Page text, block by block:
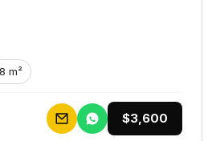
m²
$3,600